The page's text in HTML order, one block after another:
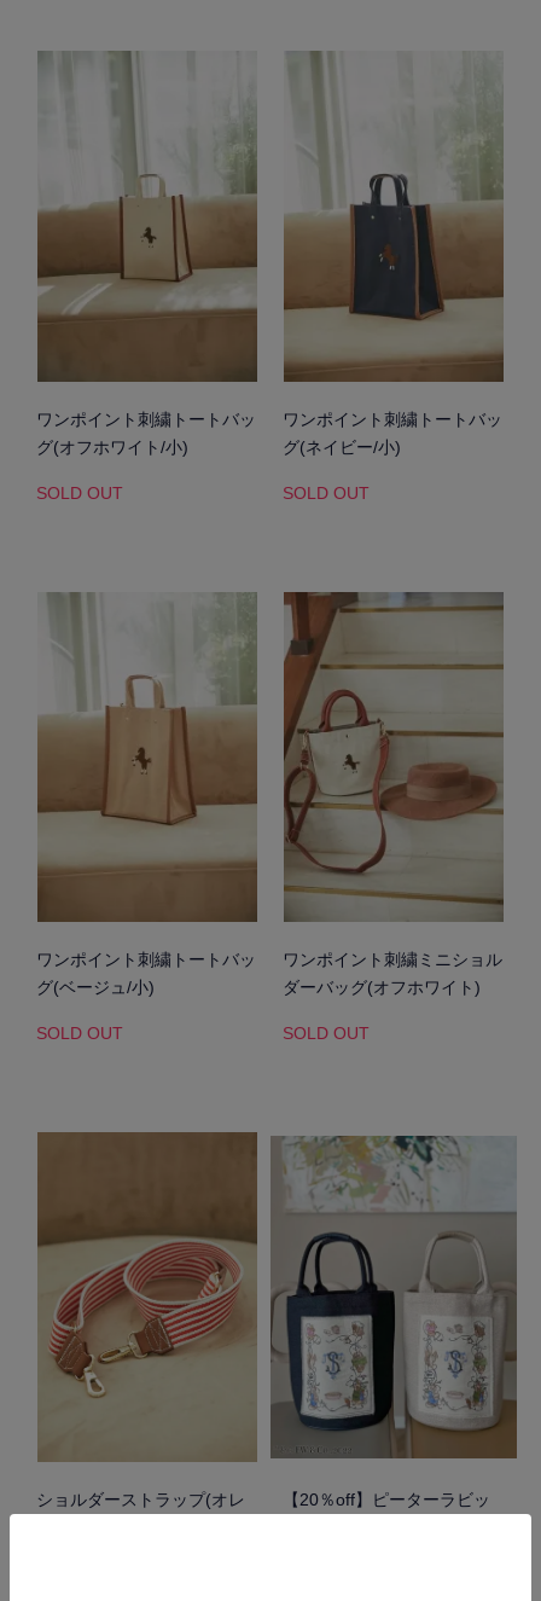
ワンポイント刺繍トートバッ
グ(オフホワイト/小)
SOLD OUT
ワンポイント刺繍トートバッ
グ(ネイビー/小)
SOLD OUT
ワンポイント刺繍トートバッ
グ(ベージュ/小)
SOLD OUT
ワンポイント刺繍ミニショル
ダーバッグ(オフホワイト)
SOLD OUT
ショルダーストラップ(オレ
【20％off】ピーターラビッ